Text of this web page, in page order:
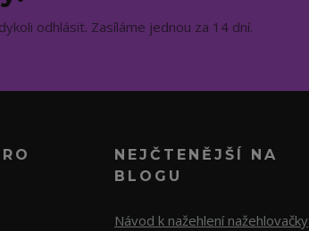
odhlásit. Zasíláme jednou za 14 dní.
NEJČTENĚJŠÍ NA
BLOGU
Návod k nažehlení nažehlovačky